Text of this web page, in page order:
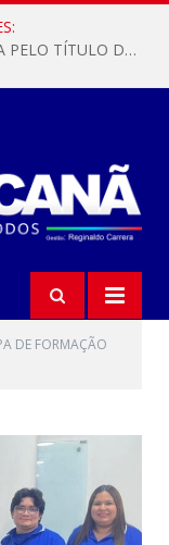
MARACANÃ SAI NA FRENTE NA DISPUTA PELO TÍTULO DA COPA PARÁ SUB-17!
DE FORMAÇÃO